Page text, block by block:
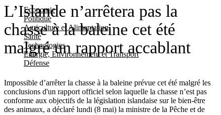
Economie
Politique
Agriculture et Alimentation
Santé
Technologies
Energie, Environnement et Transport
Défense
L’Islande n’arrêtera pas la
chasse à la baleine cet été
malgré un rapport accablant
Impossible d’arrêter la chasse à la baleine prévue cet été malgré les
conclusions d'un rapport officiel selon laquelle la chasse n’est pas
conforme aux objectifs de la législation islandaise sur le bien-être
des animaux, a déclaré lundi (8 mai) la ministre de la Pêche et de